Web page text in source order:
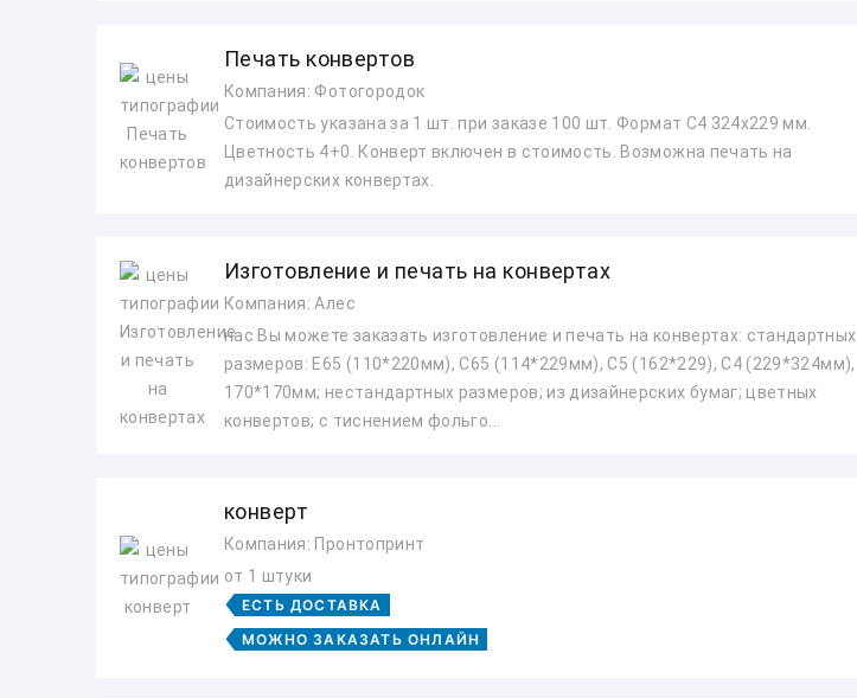
Печать конвертов
Компания: Фотогородок
Стоимость указана за 1 шт. при заказе 100 шт. Формат С4 324х229 мм.
Цветность 4+0. Конверт включен в стоимость. Возможна печать на
дизайнерских конвертах.
Изготовление и печать на конвертах
Компания: Алес
нас Вы можете заказать изготовление и печать на конвертах: стандартных
размеров: Е65 (110*220мм), С65 (114*229мм), С5 (162*229), С4 (229*324мм),
170*170мм; нестандартных размеров; из дизайнерских бумаг; цветных
конвертов; с тиснением фольго...
конверт
Компания: Пронтопринт
от 1 штуки
ЕСТЬ ДОСТАВКА
МОЖНО ЗАКАЗАТЬ ОНЛАЙН